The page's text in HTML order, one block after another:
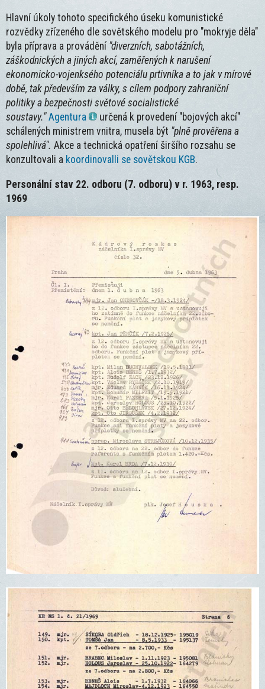
Hlavní úkoly tohoto specifického úseku komunistické
rozvědky zřízeného dle sovětského modelu pro "mokryje děla"
byla příprava a provádění "diverzních, sabotážních,
záškodnických a jiných akcí, zaměřených k narušení
ekonomicko-vojenksého potenciálu prtivníka a to jak v mírové
době, tak především za války, s cílem podpory zahraniční
politiky a bezpečnosti světové socialistické
soustavy."Agentura
určená k provedení "bojových akcí"
schálených ministrem vnitra, musela být "plně prověřena a
spolehlivá". Akce a technická opatření širšího rozsahu se
konzultovali a koordinovalli se sovětskou KGB.
Personální stav 22. odboru (7. odboru) v r. 1963, resp.
1969